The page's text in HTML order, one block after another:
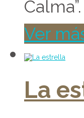
Ver
La